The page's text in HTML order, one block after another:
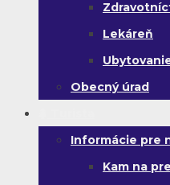
Lekáreň
Obecný úrad
Informácie pre
Kam na